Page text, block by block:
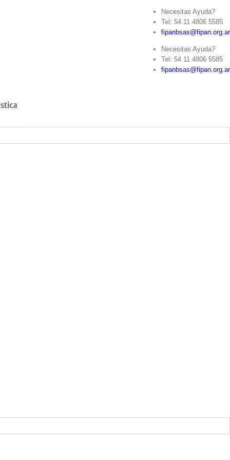
Necesitas Ayuda?
Tel: 54 11 4806 5585
fipanbsas@fipan.org.ar
Necesitas Ayuda?
Tel: 54 11 4806 5585
fipanbsas@fipan.org.ar